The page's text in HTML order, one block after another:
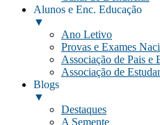
Alunos e Enc. Educação
▼
Ano Letivo
Provas e Exames
Associação de Pais e
Associação de
Blogs
▼
Destaques
A Semente